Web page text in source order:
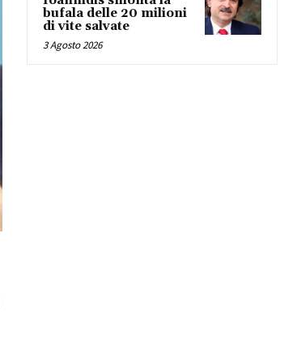
bufala delle 20 milioni
di vite salvate
3 Agosto 2026